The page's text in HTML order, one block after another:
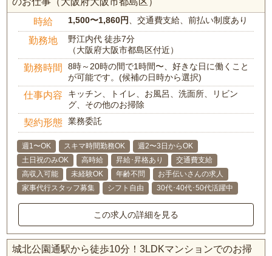
時給 1,500〜1,860円 、交通費支給、前払い制度あり
勤務地
野江内代 徒歩7分
（大阪府大阪市都島区付近）
勤務時間
8時～20時の間で1時間〜、好きな日に働くこと
が可能です。(候補の日時から選択)
仕事内容
キッチン、トイレ、お風呂、洗面所、リビン
グ、その他のお掃除
契約形態 業務委託
週1〜OK スキマ時間勤務OK
週2〜3日からOK
土日祝のみOK
高時給 昇給･昇格あり
交通費支給
高収入可能
未経験OK 年齢不問
お手伝いさんの求人
家事代行スタッフ募集
シフト自由 30代･40代･50代活躍中
この求人の詳細を見る
城北公園通駅から徒歩10分！3LDKマンションでのお掃